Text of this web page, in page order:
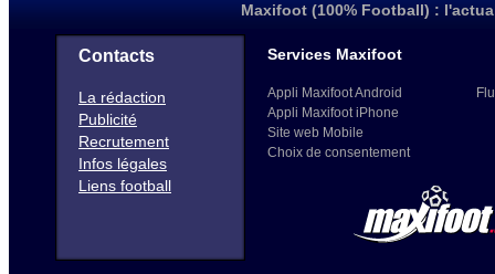
Maxifoot (100% Football) :
Contacts
La rédaction
Publicité
Recrutement
Infos légales
Liens football
Services Maxifoot
Appli Maxifoot Android
Appli Maxifoot iPhone
Site web Mobile
Choix de consentement